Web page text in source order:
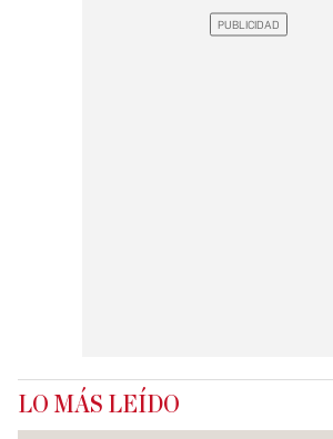
LO MÁS LEÍDO